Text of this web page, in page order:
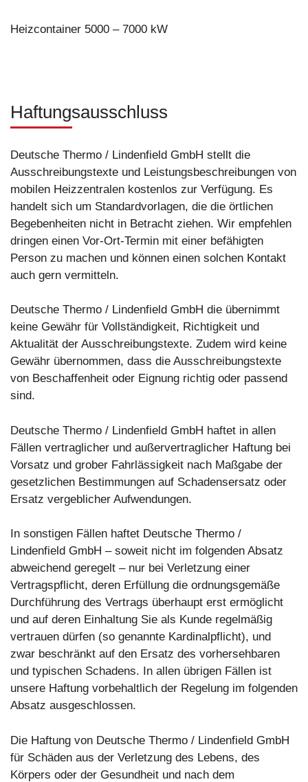
Heizcontainer 5000 – 7000 kW
Haftungsausschluss
Deutsche Thermo / Lindenfield GmbH stellt die
Ausschreibungstexte und Leistungsbeschreibungen von
mobilen Heizzentralen kostenlos zur Verfügung. Es
handelt sich um Standardvorlagen, die die örtlichen
Begebenheiten nicht in Betracht ziehen. Wir empfehlen
dringen einen Vor-Ort-Termin mit einer befähigten
Person zu machen und können einen solchen Kontakt
auch gern vermitteln.
Deutsche Thermo / Lindenfield GmbH die übernimmt
keine Gewähr für Vollständigkeit, Richtigkeit und
Aktualität der Ausschreibungstexte. Zudem wird keine
Gewähr übernommen, dass die Ausschreibungstexte
von Beschaffenheit oder Eignung richtig oder passend
sind.
Deutsche Thermo / Lindenfield GmbH haftet in allen
Fällen vertraglicher und außervertraglicher Haftung bei
Vorsatz und grober Fahrlässigkeit nach Maßgabe der
gesetzlichen Bestimmungen auf Schadensersatz oder
Ersatz vergeblicher Aufwendungen.
In sonstigen Fällen haftet Deutsche Thermo /
Lindenfield GmbH – soweit nicht im folgenden Absatz
abweichend geregelt – nur bei Verletzung einer
Vertragspflicht, deren Erfüllung die ordnungsgemäße
Durchführung des Vertrags überhaupt erst ermöglicht
und auf deren Einhaltung Sie als Kunde regelmäßig
vertrauen dürfen (so genannte Kardinalpflicht), und
zwar beschränkt auf den Ersatz des vorhersehbaren
und typischen Schadens. In allen übrigen Fällen ist
unsere Haftung vorbehaltlich der Regelung im folgenden
Absatz ausgeschlossen.
Die Haftung von Deutsche Thermo / Lindenfield GmbH
für Schäden aus der Verletzung des Lebens, des
Körpers oder der Gesundheit und nach dem